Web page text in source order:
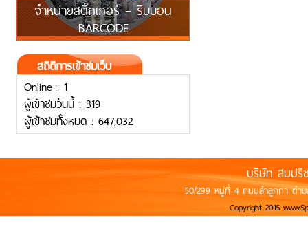
จำหน่ายสติ๊กเกอร์ – ริบบอน
BARCODE
สถิติการเข้าชมเว็บ
Online : 1
ผู้เข้าชมวันนี้ : 319
ผู้เข้าชมทั้งหมด : 647,032
บริษัท สมปรี
50/299 หมู่ที่ 4 ถนนลำลูกกา ตำบ
Copyright 2015